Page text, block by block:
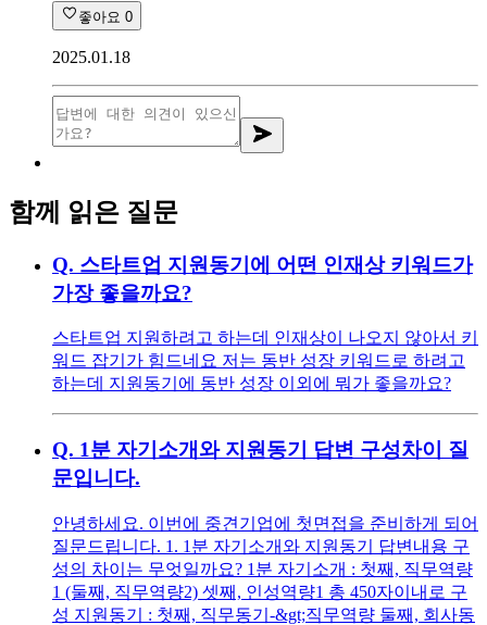
좋아요 0
2025.01.18
함께 읽은 질문
Q. 스타트업 지원동기에 어떤 인재상 키워드가
가장 좋을까요?
스타트업 지원하려고 하는데 인재상이 나오지 않아서 키
워드 잡기가 힘드네요 저는 동반 성장 키워드로 하려고
하는데 지원동기에 동반 성장 이외에 뭐가 좋을까요?
Q. 1분 자기소개와 지원동기 답변 구성차이 질
문입니다.
안녕하세요. 이번에 중견기업에 첫면접을 준비하게 되어
질문드립니다. 1. 1분 자기소개와 지원동기 답변내용 구
성의 차이는 무엇일까요? 1분 자기소개 : 첫째, 직무역량
1 (둘째, 직무역량2) 셋째, 인성역량1 총 450자이내로 구
성 지원동기 : 첫째, 직무동기-&gt;직무역량 둘째, 회사동